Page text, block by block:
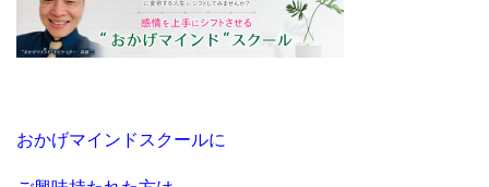
おかげマインドスクールに